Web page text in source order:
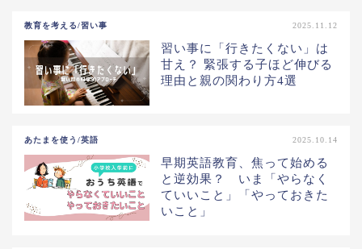
教育を考える/習い事 2025.11.12
習い事に「行きたくない」は
甘え？ 緊張する子ほど伸びる
理由と親の関わり方4選
あたまを使う/英語 2025.10.14
早期英語教育、焦って始める
と逆効果？ いま「やらなく
ていいこと」「やっておきた
いこと」